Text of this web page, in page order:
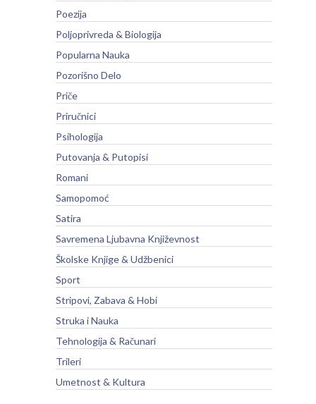
Poezija
Poljoprivreda & Biologija
Popularna Nauka
Pozorišno Delo
Priče
Priručnici
Psihologija
Putovanja & Putopisi
Romani
Samopomoć
Satira
Savremena Ljubavna Književnost
Školske Knjige & Udžbenici
Sport
Stripovi, Zabava & Hobi
Struka i Nauka
Tehnologija & Računari
Trileri
Umetnost & Kultura